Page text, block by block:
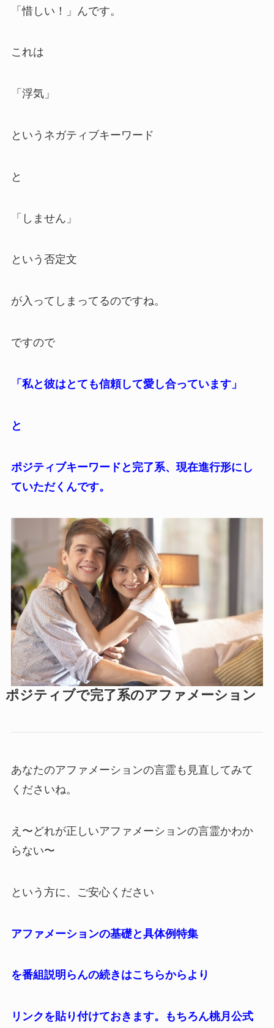
「惜しい！」んです。
これは
「浮気」
というネガティブキーワード
と
「しません」
という否定文
が入ってしまってるのですね。
ですので
「私と彼はとても信頼して愛し合っています」
と
ポジティブキーワードと完了系、現在進行形にし
ていただくんです。
ポジティブで完了系のアファメーション
あなたのアファメーションの言霊も見直してみて
くださいね。
え〜どれが正しいアファメーションの言霊かわか
らない〜
という方に、ご安心ください
アファメーションの基礎と具体例特集
を番組説明らんの続きはこちらからより
リンクを貼り付けておきます。もちろん桃月公式